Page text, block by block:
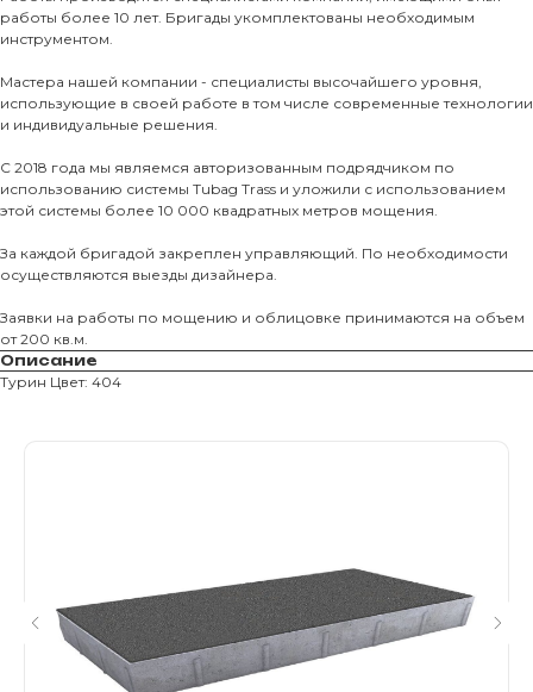
работы более 10 лет. Бригады укомплектованы необходимым
инструментом.
Мастера нашей компании - специалисты высочайшего уровня,
использующие в своей работе в том числе современные технологии
и индивидуальные решения.
С 2018 года мы являемся авторизованным подрядчиком по
использованию системы Tubag Trass и уложили с использованием
этой системы более 10 000 квадратных метров мощения.
За каждой бригадой закреплен управляющий. По необходимости
осуществляются выезды дизайнера.
Заявки на работы по мощению и облицовке принимаются на объем
от 200 кв.м.
Описание
Турин Цвет: 404
ИП Ильинский В.В. ИНН 501602422407
ПОМОЩЬ
Навесы,